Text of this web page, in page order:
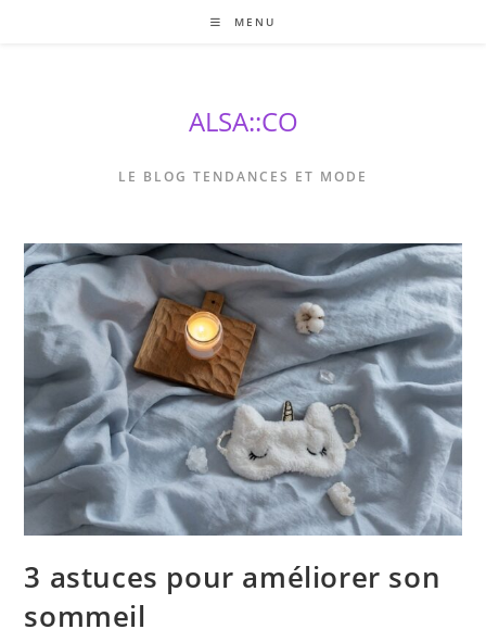
MENU
ALSA::CO
LE BLOG TENDANCES ET MODE
3 astuces pour améliorer son
sommeil